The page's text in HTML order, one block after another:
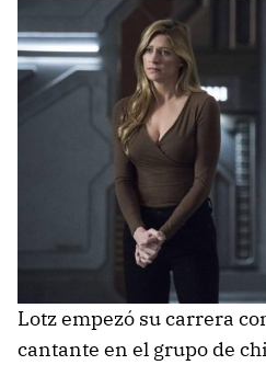
Lotz empezó su carrera
cantante en el grupo de